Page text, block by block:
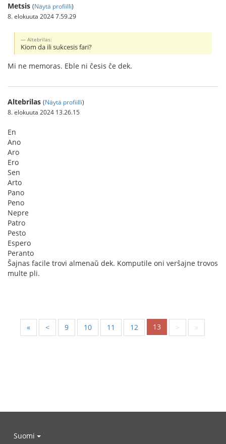
Metsis (Näytä profiilli)
8. elokuuta 2024 7.59.29
Altebrilas:
Kiom da ili sukcesis fari?
Mi ne memoras. Eble ni ĉesis ĉe dek.
Altebrilas (Näytä profiilli)
8. elokuuta 2024 13.26.15
En
Ano
Aro
Ero
Sen
Arto
Pano
Peno
Nepre
Patro
Pesto
Espero
Peranto
Ŝajnas facile trovi almenaŭ dek. Komputile oni verŝajne trovos
multe pli.
« < 9 10 11 12 13 > »
Suomi